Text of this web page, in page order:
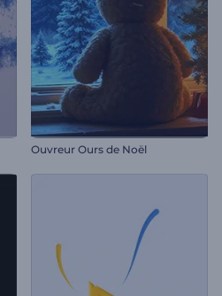
Ouvreur Ours de Noël